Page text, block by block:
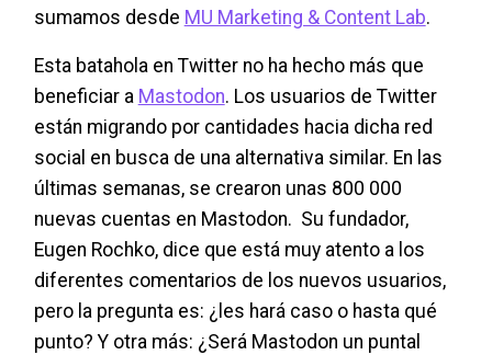
sumamos desde MU Marketing & Content Lab.
Esta batahola en Twitter no ha hecho más que
beneficiar a Mastodon. Los usuarios de Twitter
están migrando por cantidades hacia dicha red
social en busca de una alternativa similar. En las
últimas semanas, se crearon unas 800 000
nuevas cuentas en Mastodon. Su fundador,
Eugen Rochko, dice que está muy atento a los
diferentes comentarios de los nuevos usuarios,
pero la pregunta es: ¿les hará caso o hasta qué
punto? Y otra más: ¿Será Mastodon un puntal